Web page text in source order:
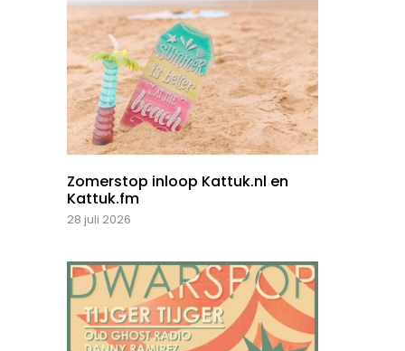
Zomerstop inloop Kattuk.nl en
Kattuk.fm
28 juli 2026